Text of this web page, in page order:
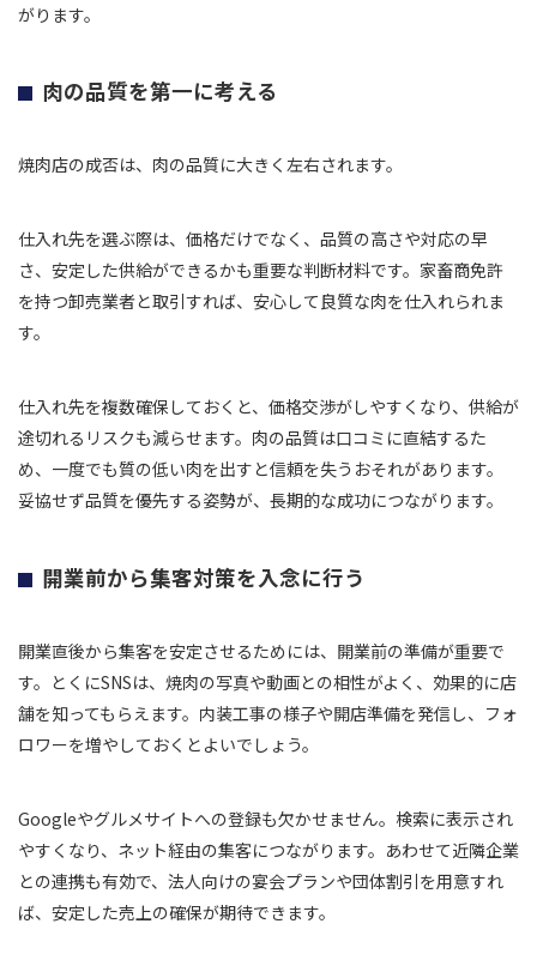
がります。
肉の品質を第一に考える
焼肉店の成否は、肉の品質に大きく左右されます。
仕入れ先を選ぶ際は、価格だけでなく、品質の高さや対応の早
さ、安定した供給ができるかも重要な判断材料です。家畜商免許
を持つ卸売業者と取引すれば、安心して良質な肉を仕入れられま
す。
仕入れ先を複数確保しておくと、価格交渉がしやすくなり、供給が
途切れるリスクも減らせます。肉の品質は口コミに直結するた
め、一度でも質の低い肉を出すと信頼を失うおそれがあります。
妥協せず品質を優先する姿勢が、長期的な成功につながります。
開業前から集客対策を入念に行う
開業直後から集客を安定させるためには、開業前の準備が重要で
す。とくにSNSは、焼肉の写真や動画との相性がよく、効果的に店
舗を知ってもらえます。内装工事の様子や開店準備を発信し、フォ
ロワーを増やしておくとよいでしょう。
Googleやグルメサイトへの登録も欠かせません。検索に表示され
やすくなり、ネット経由の集客につながります。あわせて近隣企業
との連携も有効で、法人向けの宴会プランや団体割引を用意すれ
ば、安定した売上の確保が期待できます。